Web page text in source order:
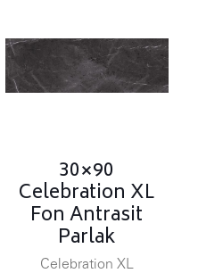
30×90
Celebration XL
Fon Antrasit
Parlak
Celebration XL